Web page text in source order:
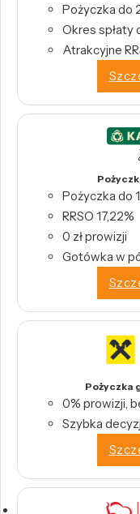
Pożyczka do
Okres spłaty
Atrakcyjne
Pożyczka do
RRSO 17,22%
0 zł prowizji
Gotówka w
Pożyczka
0% prowizji,
Szybka